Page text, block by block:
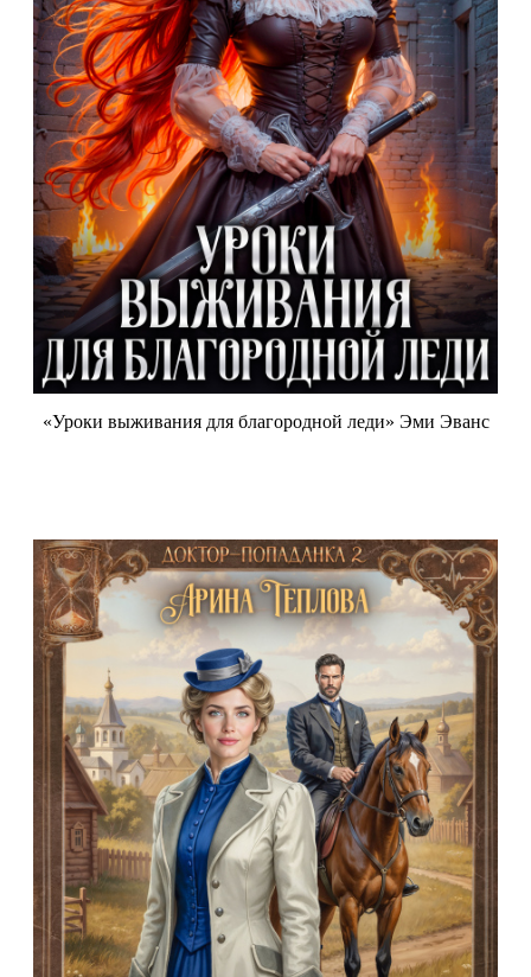
«Уроки выживания для благородной леди» Эми Эванс